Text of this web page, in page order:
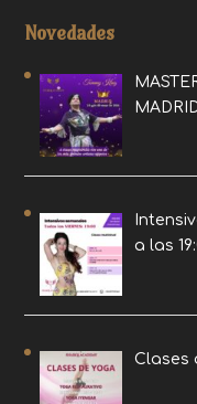
Novedades
a las
Clases